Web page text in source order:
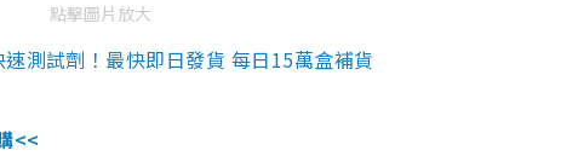
點擊圖片放大
測試劑！最快即日發貨 每日15萬盒補貨
<<